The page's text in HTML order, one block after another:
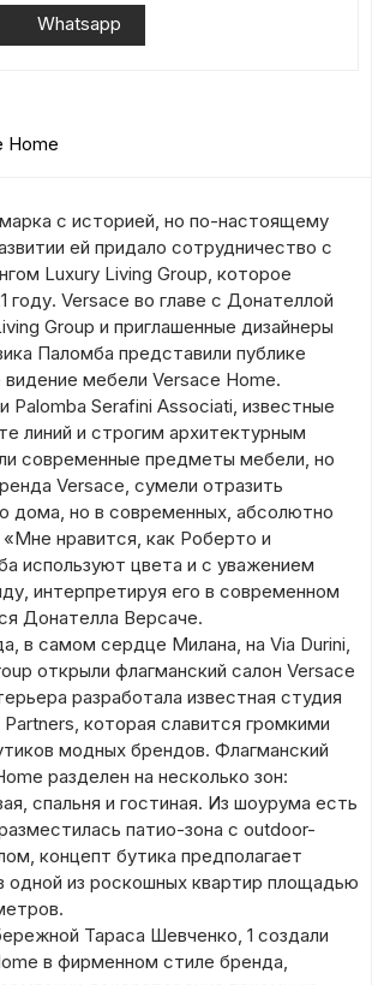
Whatsapp
Home
с историей, но по-настоящему
ей придало сотрудничество с
Luxury Living Group, которое
году. Versace во главе с Донателлой
Group и приглашенные дизайнеры
Паломба представили публике
мебели Versace Home.
Palomba Serafini Associati, известные
линий и строгим архитектурным
современные предметы мебели, но
Versace, сумели отразить
дома, но в современных, абсолютно
нравится, как Роберто и
используют цвета и с уважением
интерпретируя его в современном
Донателла Версаче.
в самом сердце Милана, на Via Durini,
открыли флагманский салон Versace
разработала известная студия
которая славится громкими
модных брендов. Флагманский
разделен на несколько зон:
спальня и гостиная. Из шоурума есть
патио-зона с outdoor-
концепт бутика предполагает
одной из роскошных квартир площадью
Тараса Шевченко, 1 создали
в фирменном стиле бренда,